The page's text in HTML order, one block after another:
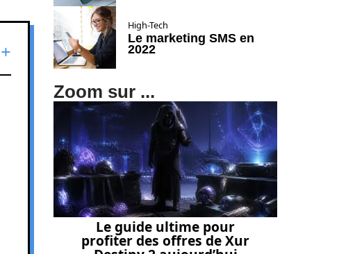
High-Tech
Le marketing SMS en
2022
Zoom sur ...
Le guide ultime pour
profiter des offres de Xur